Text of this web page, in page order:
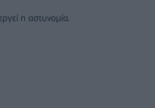
η αστυνομία.